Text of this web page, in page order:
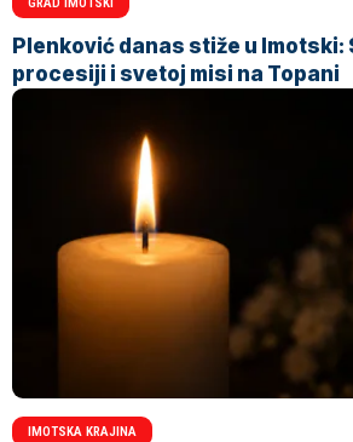
Plenković danas stiže u Imotski:
procesiji i svetoj misi na Topani
IMOTSKA KRAJINA